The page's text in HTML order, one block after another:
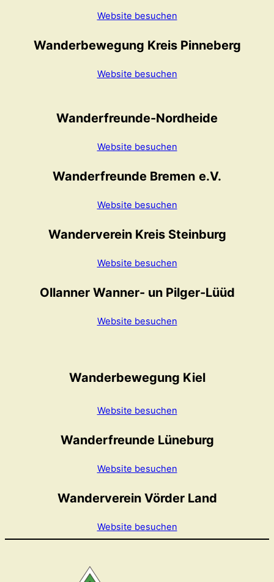
Website besuchen
Wanderbewegung Kreis Pinneberg
Website besuchen
Wanderfreunde-Nordheide
Website besuchen
Wanderfreunde Bremen e.V.
Website besuchen
Wanderverein Kreis Steinburg
Website besuchen
Ollanner Wanner- un Pilger-Lüüd
Website besuchen
Wanderbewegung Kiel
Website besuchen
Wanderfreunde Lüneburg
Website besuchen
Wanderverein Vörder Land
Website besuchen